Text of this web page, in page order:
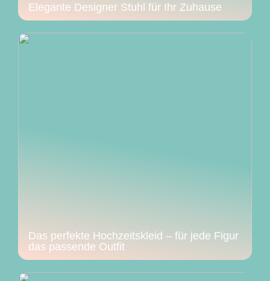
Elegante Designer Stuhl für Ihr Zuhause
Das perfekte Hochzeitskleid – für jede Figur
das passende Outfit